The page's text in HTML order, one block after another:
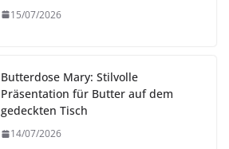
15/07/2026
Butterdose Mary: Stilvolle
Präsentation für Butter auf dem
gedeckten Tisch
14/07/2026